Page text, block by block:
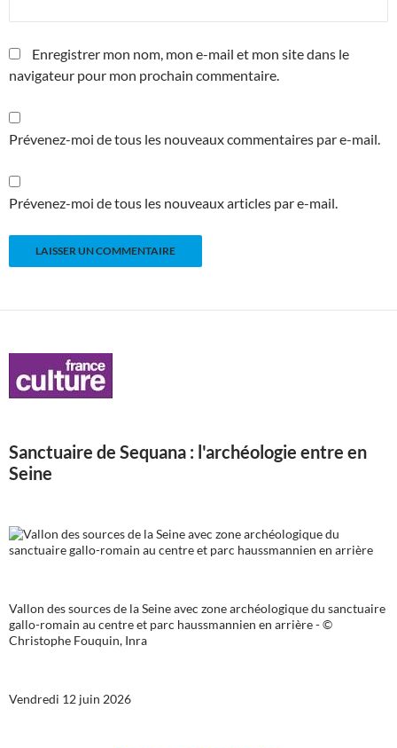
Enregistrer mon nom, mon e-mail et mon site dans le
navigateur pour mon prochain commentaire.
Prévenez-moi de tous les nouveaux commentaires par e-mail.
Prévenez-moi de tous les nouveaux articles par e-mail.
Sanctuaire de Sequana : l'archéologie entre en
Seine
Vallon des sources de la Seine avec zone archéologique du sanctuaire
gallo-romain au centre et parc haussmannien en arrière - ©
Christophe Fouquin, Inra
Vendredi 12 juin 2026